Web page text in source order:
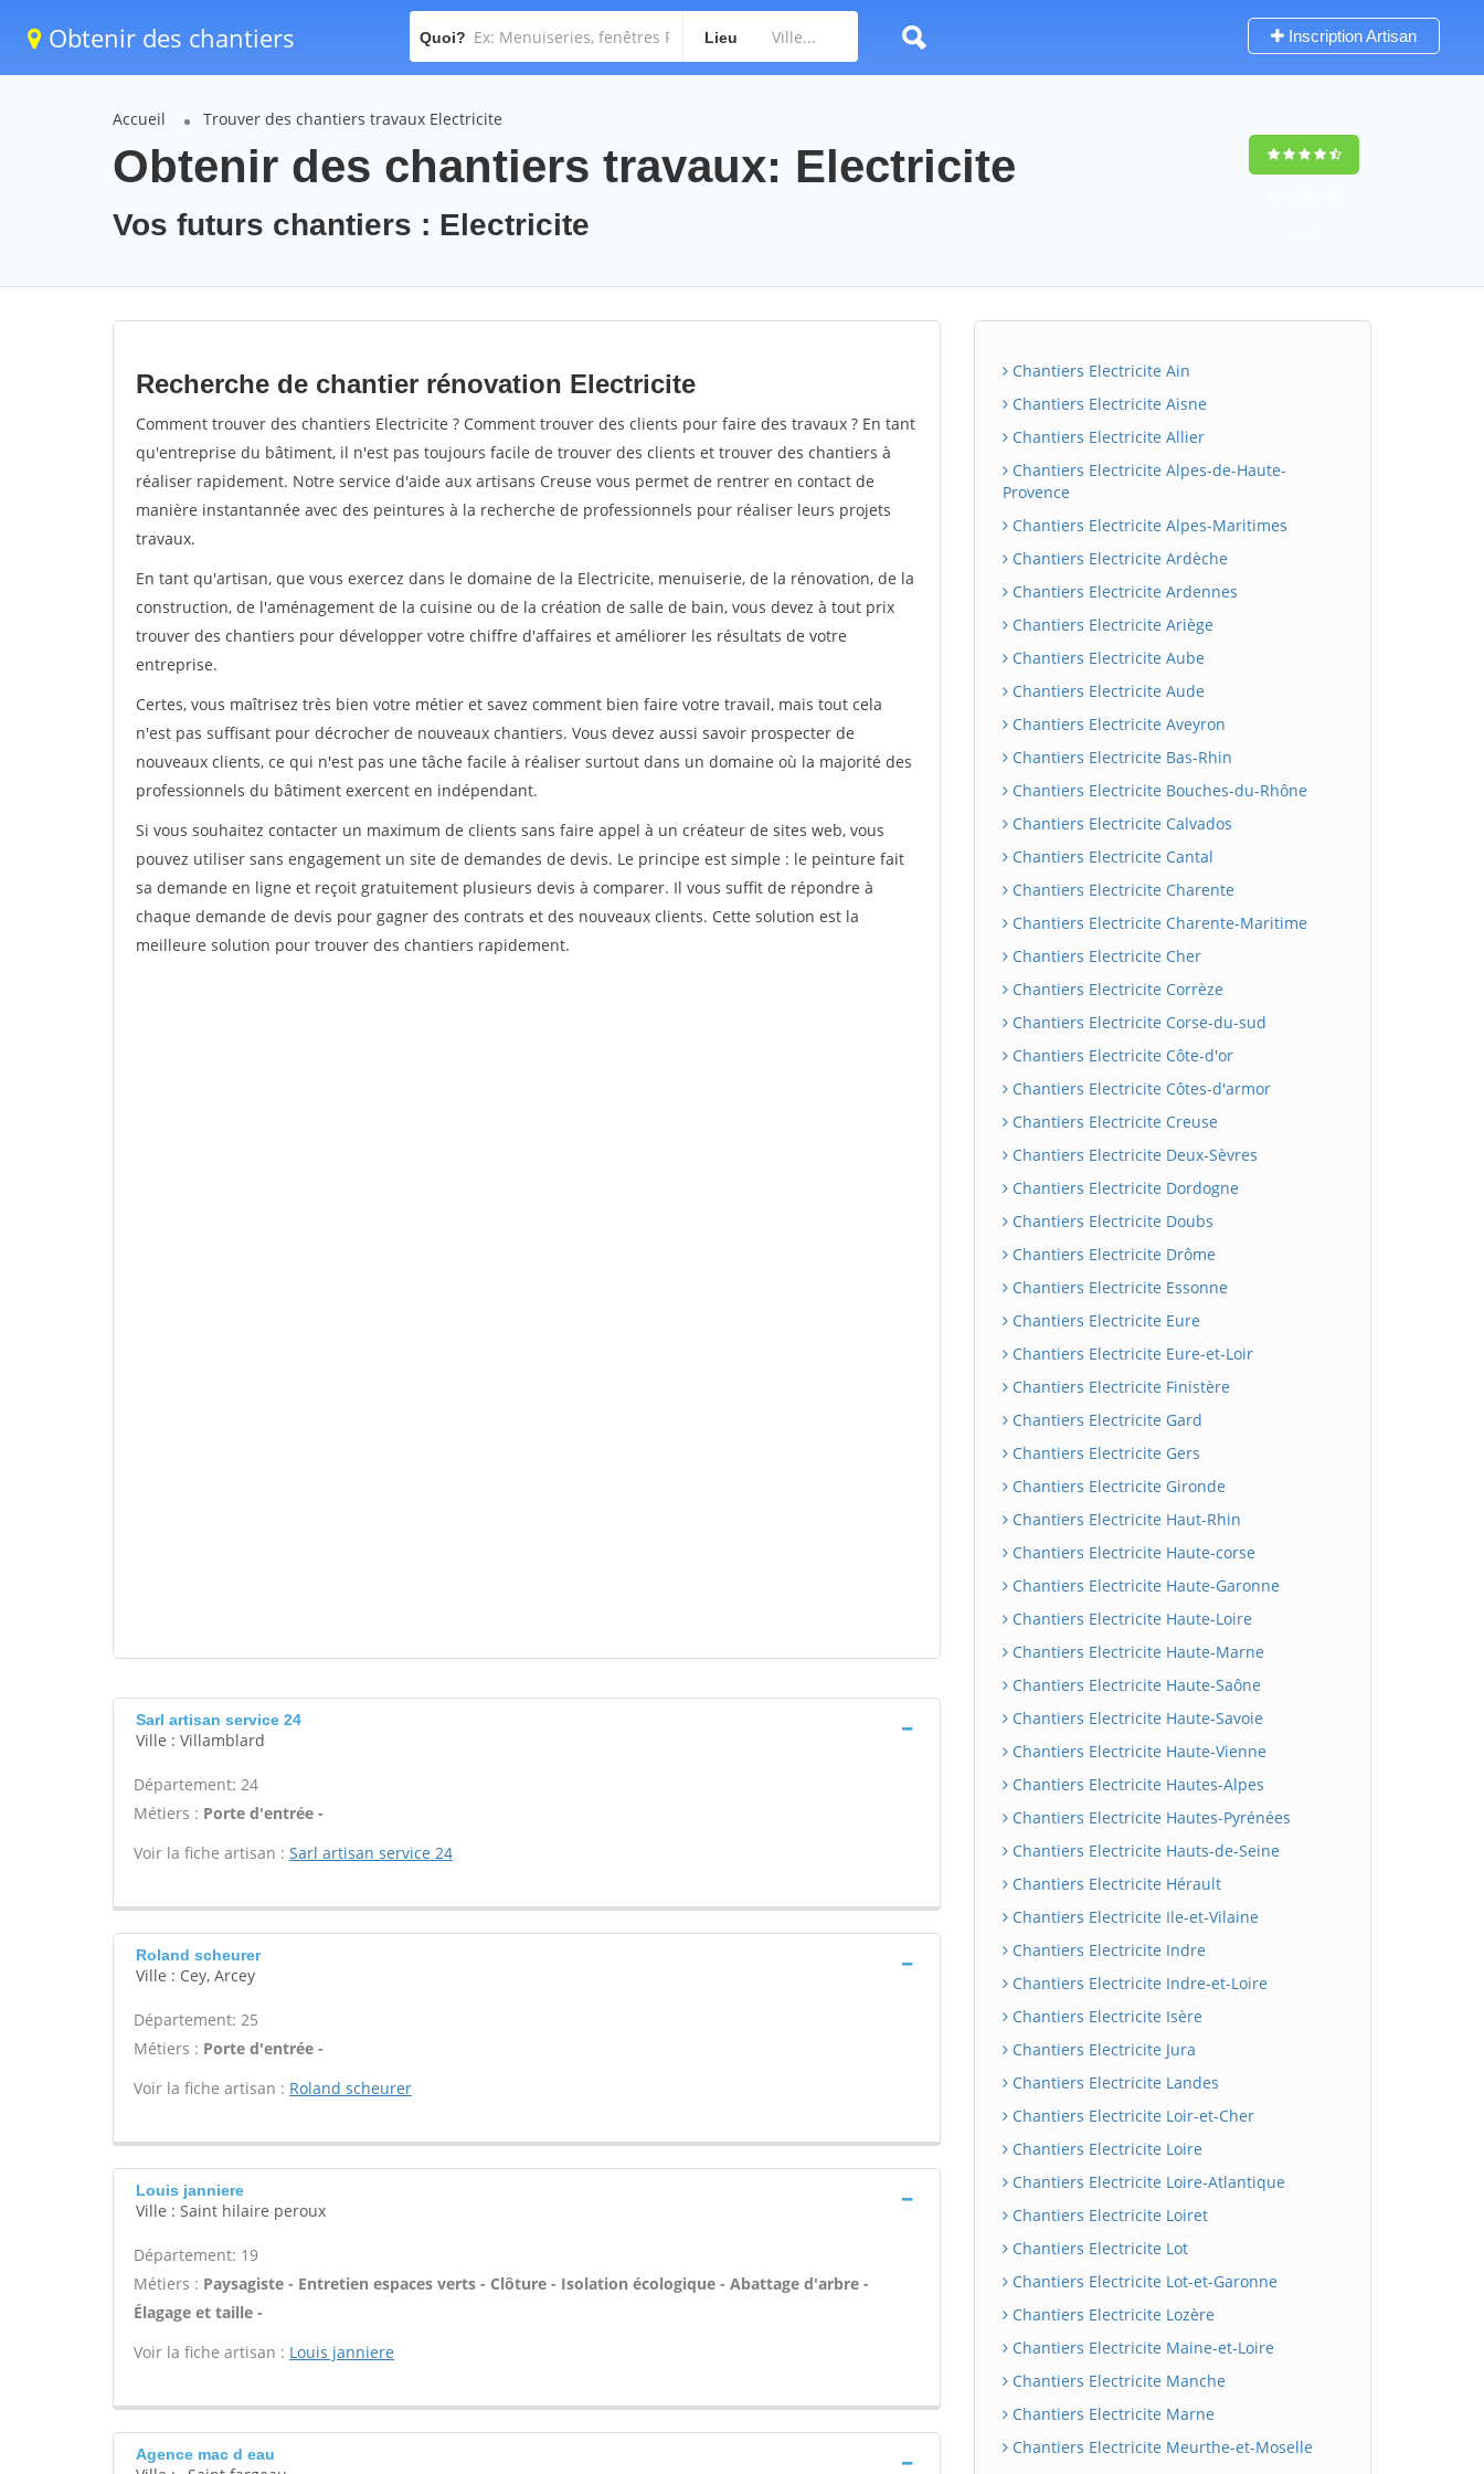
Obtenir des chantiers Quoi? Lieu Inscription Artisan
Accueil Trouver des chantiers travaux Electricite
Obtenir des chantiers travaux: Electricite
Vos futurs chantiers : Electricite
Recherche de chantier rénovation Electricite
Comment trouver des chantiers Electricite ? Comment trouver des clients pour faire des travaux ? En tant
qu'entreprise du bâtiment, il n'est pas toujours facile de trouver des clients et trouver des chantiers à
réaliser rapidement. Notre service d'aide aux artisans Creuse vous permet de rentrer en contact de
manière instantannée avec des peintures à la recherche de professionnels pour réaliser leurs projets
travaux.
En tant qu'artisan, que vous exercez dans le domaine de la Electricite, menuiserie, de la rénovation, de la
construction, de l'aménagement de la cuisine ou de la création de salle de bain, vous devez à tout prix
trouver des chantiers pour développer votre chiffre d'affaires et améliorer les résultats de votre
entreprise.
Certes, vous maîtrisez très bien votre métier et savez comment bien faire votre travail, mais tout cela
n'est pas suffisant pour décrocher de nouveaux chantiers. Vous devez aussi savoir prospecter de
nouveaux clients, ce qui n'est pas une tâche facile à réaliser surtout dans un domaine où la majorité des
professionnels du bâtiment exercent en indépendant.
Si vous souhaitez contacter un maximum de clients sans faire appel à un créateur de sites web, vous
pouvez utiliser sans engagement un site de demandes de devis. Le principe est simple : le peinture fait
sa demande en ligne et reçoit gratuitement plusieurs devis à comparer. Il vous suffit de répondre à
chaque demande de devis pour gagner des contrats et des nouveaux clients. Cette solution est la
meilleure solution pour trouver des chantiers rapidement.
Sarl artisan service 24
Ville : Villamblard
Département: 24
Métiers : Porte d'entrée -
Voir la fiche artisan : Sarl artisan service 24
Roland scheurer
Ville : Cey, Arcey
Département: 25
Métiers : Porte d'entrée -
Voir la fiche artisan : Roland scheurer
Louis janniere
Ville : Saint hilaire peroux
Département: 19
Métiers : Paysagiste - Entretien espaces verts - Clôture - Isolation écologique - Abattage d'arbre -
Élagage et taille -
Voir la fiche artisan : Louis janniere
Agence mac d eau
Chantiers Electricite Ain
Chantiers Electricite Aisne
Chantiers Electricite Allier
Chantiers Electricite Alpes-de-Haute-
Provence
Chantiers Electricite Alpes-Maritimes
Chantiers Electricite Ardèche
Chantiers Electricite Ardennes
Chantiers Electricite Ariège
Chantiers Electricite Aube
Chantiers Electricite Aude
Chantiers Electricite Aveyron
Chantiers Electricite Bas-Rhin
Chantiers Electricite Bouches-du-Rhône
Chantiers Electricite Calvados
Chantiers Electricite Cantal
Chantiers Electricite Charente
Chantiers Electricite Charente-Maritime
Chantiers Electricite Cher
Chantiers Electricite Corrèze
Chantiers Electricite Corse-du-sud
Chantiers Electricite Côte-d'or
Chantiers Electricite Côtes-d'armor
Chantiers Electricite Creuse
Chantiers Electricite Deux-Sèvres
Chantiers Electricite Dordogne
Chantiers Electricite Doubs
Chantiers Electricite Drôme
Chantiers Electricite Essonne
Chantiers Electricite Eure
Chantiers Electricite Eure-et-Loir
Chantiers Electricite Finistère
Chantiers Electricite Gard
Chantiers Electricite Gers
Chantiers Electricite Gironde
Chantiers Electricite Haut-Rhin
Chantiers Electricite Haute-corse
Chantiers Electricite Haute-Garonne
Chantiers Electricite Haute-Loire
Chantiers Electricite Haute-Marne
Chantiers Electricite Haute-Saône
Chantiers Electricite Haute-Savoie
Chantiers Electricite Haute-Vienne
Chantiers Electricite Hautes-Alpes
Chantiers Electricite Hautes-Pyrénées
Chantiers Electricite Hauts-de-Seine
Chantiers Electricite Hérault
Chantiers Electricite Ile-et-Vilaine
Chantiers Electricite Indre
Chantiers Electricite Indre-et-Loire
Chantiers Electricite Isère
Chantiers Electricite Jura
Chantiers Electricite Landes
Chantiers Electricite Loir-et-Cher
Chantiers Electricite Loire
Chantiers Electricite Loire-Atlantique
Chantiers Electricite Loiret
Chantiers Electricite Lot
Chantiers Electricite Lot-et-Garonne
Chantiers Electricite Lozère
Chantiers Electricite Maine-et-Loire
Chantiers Electricite Manche
Chantiers Electricite Marne
Chantiers Electricite Meurthe-et-Moselle